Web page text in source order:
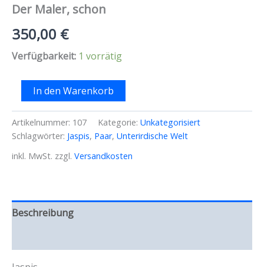
Der Maler, schon
350,00 €
Verfügbarkeit: 1 vorrätig
Maler,
schon
Menge
In den Warenkorb
Artikelnummer: 107 Kategorie: Unkategorisiert
Schlagwörter: Jaspis, Paar, Unterirdische Welt
inkl. MwSt. zzgl. Versandkosten
Beschreibung